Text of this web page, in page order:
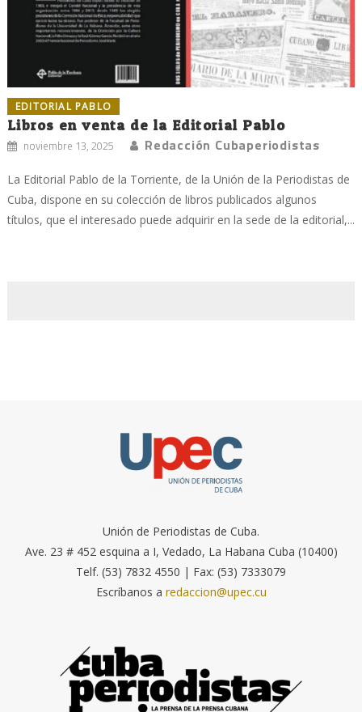
EDITORIAL PABLO
Libros en venta de la Editorial Pablo
noviembre 13, 2025 Redacción Cubaperiodistas
La Editorial Pablo de la Torriente, de la Unión de la Periodistas de
Cuba, dispone en su colección de libros publicados algunos
títulos, que el interesado puede adquirir en la sede de la editorial,...
Unión de Periodistas de Cuba.
Ave. 23 # 452 esquina a I, Vedado, La Habana Cuba (10400)
Telf. (53) 7832 4550 | Fax: (53) 7333079
Escríbanos a redaccion@upec.cu